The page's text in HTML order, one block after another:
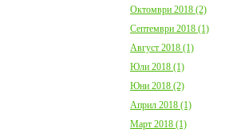
Октомври 2018 (2)
Септември 2018 (1)
Август 2018 (1)
Юли 2018 (1)
Юни 2018 (2)
Април 2018 (1)
Март 2018 (1)